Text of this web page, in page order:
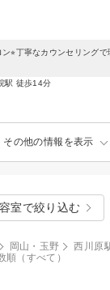
⭐︎丁寧なカウンセリング
駅 徒歩14分
その他の情報を表示
室で絞り込む
岡山・玉野 西川原
順（すべて）